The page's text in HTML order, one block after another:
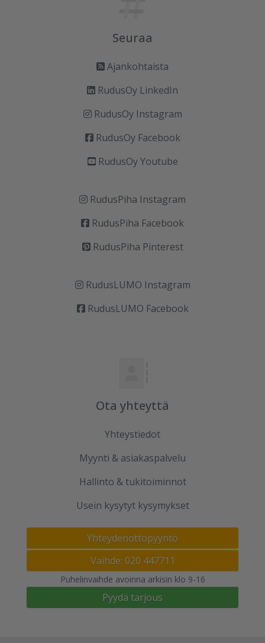
Seuraa
Ajankohtaista
RudusOy LinkedIn
RudusOy Instagram
RudusOy Facebook
RudusOy Youtube
RudusPiha Instagram
RudusPiha Facebook
RudusPiha Pinterest
RudusLUMO Instagram
RudusLUMO Facebook
Ota yhteyttä
Yhteystiedot
Myynti & asiakaspalvelu
Hallinto & tukitoiminnot
Usein kysytyt kysymykset
Yhteydenottopyyntö
Vaihde: 020 447711
Puhelinvaihde avoinna arkisin klo 9-16
Pyydä tarjous